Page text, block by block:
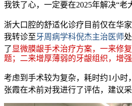
我铁了心，一定要在2025年解决“老
浙大口腔的舒适化诊疗目前仅在华
我转诊至牙周病学科倪杰主治医师
了 显微膜龈手术治疗方案，一来修
题；二来增厚薄弱的牙龈组织，增强
考虑到手术较为复杂，耗时约1小时
张霞在术前对我进行了评估，建议